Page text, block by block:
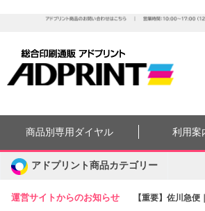
運営サイトからのお知らせ 【重要】佐川急
商品別専用ダイヤル 利用案
アドプリント商品カテゴリー